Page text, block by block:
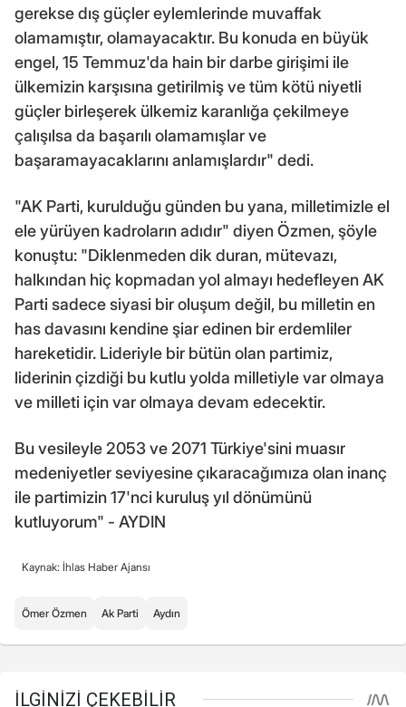
gerekse dış güçler eylemlerinde muvaffak
olamamıştır, olamayacaktır. Bu konuda en büyük
engel, 15 Temmuz'da hain bir darbe girişimi ile
ülkemizin karşısına getirilmiş ve tüm kötü niyetli
güçler birleşerek ülkemiz karanlığa çekilmeye
çalışılsa da başarılı olamamışlar ve
başaramayacaklarını anlamışlardır" dedi.
"AK Parti, kurulduğu günden bu yana, milletimizle el
ele yürüyen kadroların adıdır" diyen Özmen, şöyle
konuştu: "Diklenmeden dik duran, mütevazı,
halkından hiç kopmadan yol almayı hedefleyen AK
Parti sadece siyasi bir oluşum değil, bu milletin en
has davasını kendine şiar edinen bir erdemliler
hareketidir. Lideriyle bir bütün olan partimiz,
liderinin çizdiği bu kutlu yolda milletiyle var olmaya
ve milleti için var olmaya devam edecektir.
Bu vesileyle 2053 ve 2071 Türkiye'sini muasır
medeniyetler seviyesine çıkaracağımıza olan inanç
ile partimizin 17'nci kuruluş yıl dönümünü
kutluyorum" - AYDIN
Kaynak: İhlas Haber Ajansı
Ömer Özmen Ak Parti Aydın